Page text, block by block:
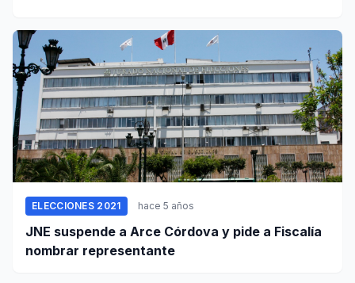
ELECCIONES 2021 hace 5 años
JNE suspende a Arce Córdova y pide a Fiscalía
nombrar representante